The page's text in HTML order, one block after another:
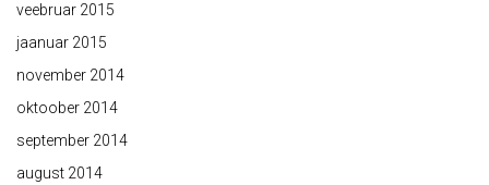
veebruar 2015
jaanuar 2015
november 2014
oktoober 2014
september 2014
august 2014